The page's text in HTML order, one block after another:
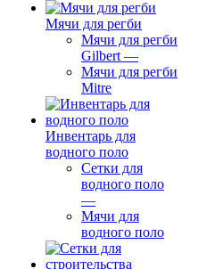
Мячи для регби
Мячи для регби
Gilbert —
Мячи для регби
Mitre
Инвентарь для
водного поло
Сетки для
водного поло
—
Мячи для
водного поло